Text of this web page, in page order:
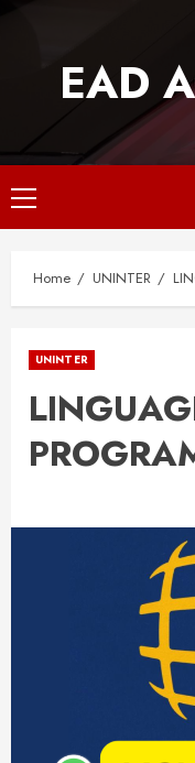
EAD
Primary
Menu
Home UNINTER
UNINTER